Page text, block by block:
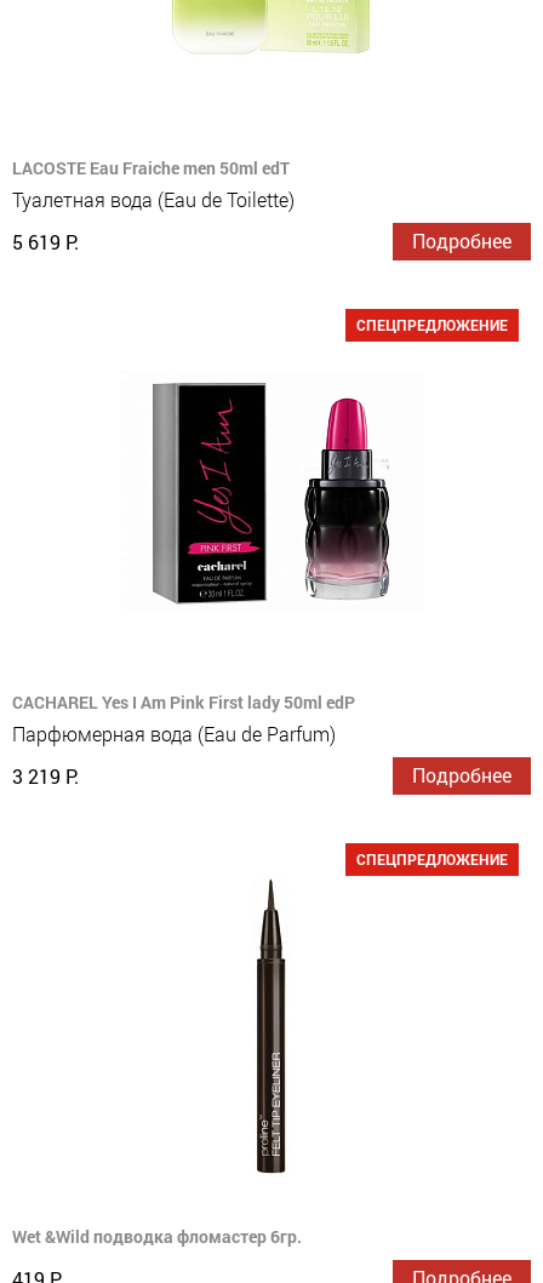
LACOSTE Eau Fraiche men 50ml edT
Туалетная вода (Eau de Toilette)
5 619 Р.
Подробнее
СПЕЦПРЕДЛОЖЕНИЕ
CACHAREL Yes I Am Pink First lady 50ml edP
Парфюмерная вода (Eau de Parfum)
3 219 Р.
Подробнее
СПЕЦПРЕДЛОЖЕНИЕ
Wet &Wild подводка фломастер 6гр.